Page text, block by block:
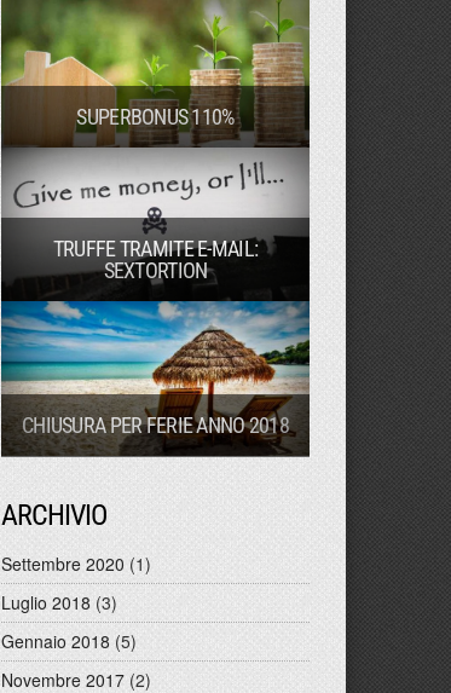
SUPERBONUS 110%
TRUFFE TRAMITE E-MAIL:
SEXTORTION
CHIUSURA PER FERIE ANNO 2018
ARCHIVIO
Settembre 2020 (1)
Luglio 2018 (3)
Gennaio 2018 (5)
Novembre 2017 (2)